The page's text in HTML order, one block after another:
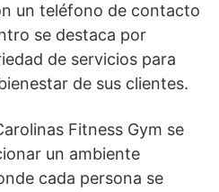
un teléfono de contacto
se destaca por
de servicios para
de sus clientes.
Fitness Gym se
un ambiente
cada persona se